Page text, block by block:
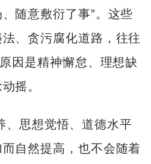
随意敷衍了事”。这些
、贪污腐化道路，往往
因是精神懈怠、理想缺
摇。
、思想觉悟、道德水平
自然提高，也不会随着